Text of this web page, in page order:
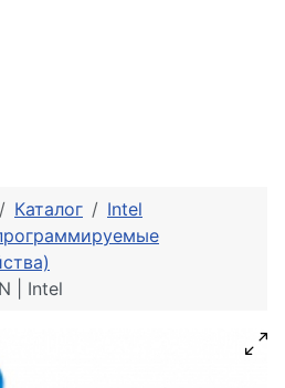
Каталог
Intel
| Intel